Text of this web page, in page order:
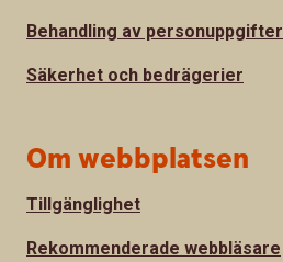
Behandling av personuppgifter
Säkerhet och bedrägerier
Om webbplatsen
Tillgänglighet
Rekommenderade webbläsare